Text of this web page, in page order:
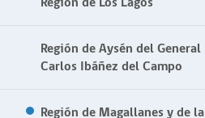
Región de Aysén del General
Carlos Ibáñez del Campo
Región de Magallanes y de la